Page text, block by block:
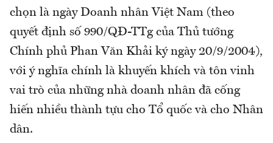
chọn là ngày Doanh nhân Việt Nam (theo
quyết định số 990/QĐ-TTg của Thủ tướng
Chính phủ Phan Văn Khải ký ngày 20/9/2004),
với ý nghĩa chính là khuyến khích và tôn vinh
vai trò của những nhà doanh nhân đã cống
hiến nhiều thành tựu cho Tổ quốc và cho Nhân
dân.